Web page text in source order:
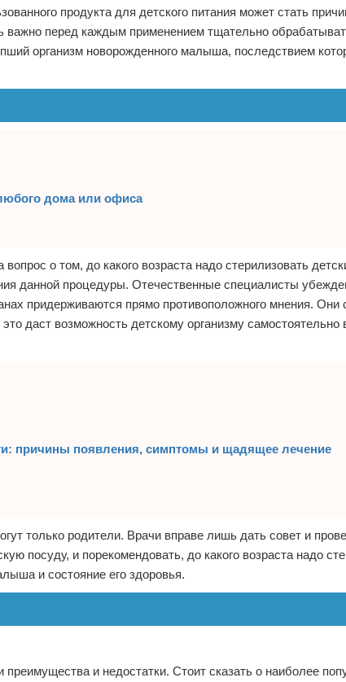
продукта для детского питания может стать
важно перед каждым применением тщательно
организм новорожденного малыша, последствием
дома или офиса
о том, до какого возраста надо стерилизовать
данной процедуры. Отечественные специалисты
придерживаются прямо противоположного мнения. Они
даст возможность детскому организму самостоятельно
причины появления, симптомы и щадящее лечение
только родители. Врачи вправе лишь дать совет и
посуду, и порекомендовать, до какого возраста надо
и состояние его здоровья.
и недостатки. Стоит сказать о наиболее